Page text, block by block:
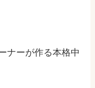
ナーが作る本格中